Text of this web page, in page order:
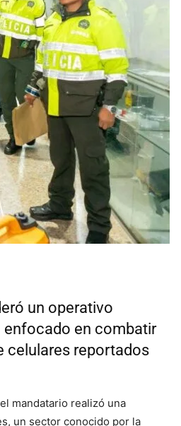
un operativo
enfocado en combatir
celulares reportados
mandatario realizó una
un sector conocido por la